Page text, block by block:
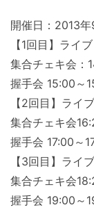
開催日：2013
【1回目】ライ
集合チェキ会：
握手会 15:00～
【2回目】ライ
集合チェキ会
握手会 17:00～
【3回目】ライ
集合チェキ会
握手会 19:00～